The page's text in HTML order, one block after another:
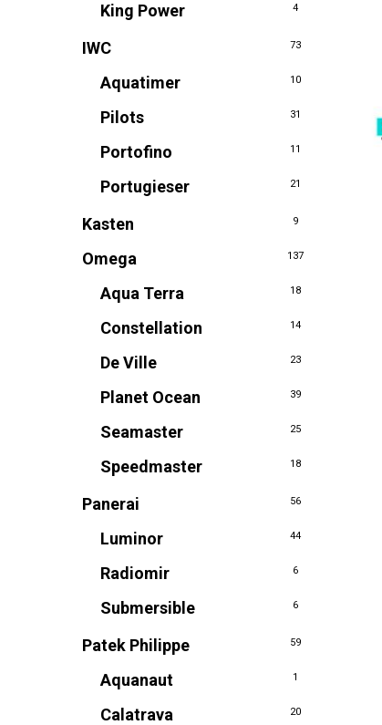
King Power 4
IWC 73
Aquatimer 10
Pilots 31
Portofino 11
Portugieser 21
Kasten 9
Omega 137
Aqua Terra 18
Constellation 14
De Ville 23
Planet Ocean 39
Seamaster 25
Speedmaster 18
Panerai 56
Luminor 44
Radiomir 6
Submersible 6
Patek Philippe 59
Aquanaut 1
Calatrava 20